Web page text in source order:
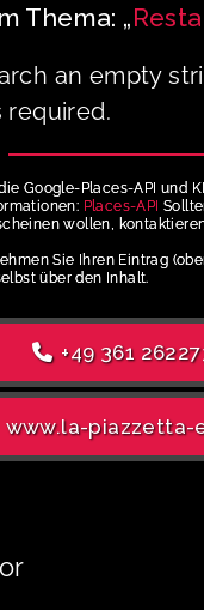
Thema: „
an empty
required.
Google-Places-API und
Places-API
wollen,
Sie Ihren Eintrag
über den Inhalt.
+49 361
www.la-piazzetta-